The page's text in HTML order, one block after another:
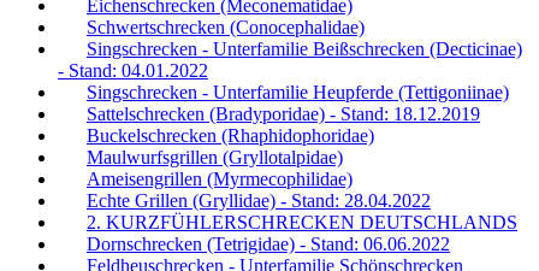
Eichenschrecken (Meconematidae)
Schwertschrecken (Conocephalidae)
Singschrecken - Unterfamilie Beißschrecken (Decticinae)
- Stand: 04.01.2022
Singschrecken - Unterfamilie Heupferde (Tettigoniinae)
Sattelschrecken (Bradyporidae) - Stand: 18.12.2019
Buckelschrecken (Rhaphidophoridae)
Maulwurfsgrillen (Gryllotalpidae)
Ameisengrillen (Myrmecophilidae)
Echte Grillen (Gryllidae) - Stand: 28.04.2022
2. KURZFÜHLERSCHRECKEN DEUTSCHLANDS
Dornschrecken (Tetrigidae) - Stand: 06.06.2022
Feldheuschrecken - Unterfamilie Schönschrecken